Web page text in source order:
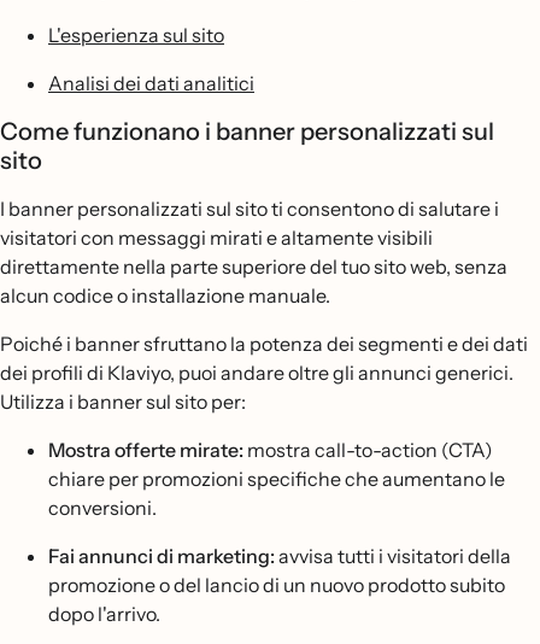
L'esperienza sul sito
Analisi dei dati analitici
Come funzionano i banner personalizzati sul
sito
I banner personalizzati sul sito ti consentono di salutare i
visitatori con messaggi mirati e altamente visibili
direttamente nella parte superiore del tuo sito web, senza
alcun codice o installazione manuale.
Poiché i banner sfruttano la potenza dei segmenti e dei dati
dei profili di Klaviyo, puoi andare oltre gli annunci generici.
Utilizza i banner sul sito per:
Mostra offerte mirate: mostra call-to-action (CTA)
chiare per promozioni specifiche che aumentano le
conversioni.
Fai annunci di marketing:avvisa tutti i visitatori della
promozione o del lancio di un nuovo prodotto subito
dopo l'arrivo.